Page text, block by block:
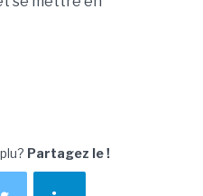
Partagez le !